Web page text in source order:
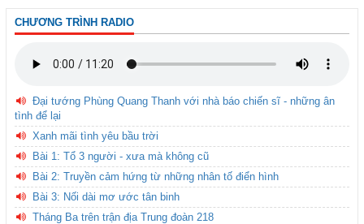
CHƯƠNG TRÌNH RADIO
Đại tướng Phùng Quang Thanh với nhà báo chiến sĩ - những ân
tình để lại
Xanh mãi tình yêu bầu trời
Bài 1: Tổ 3 người - xưa mà không cũ
Bài 2: Truyền cảm hứng từ những nhân tố điển hình
Bài 3: Nối dài mơ ước tân binh
Tháng Ba trên trận địa Trung đoàn 218